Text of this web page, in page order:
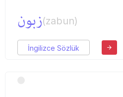
زبون(zabun)
İngilizce Sözlük